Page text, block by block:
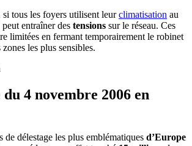
si tous les foyers utilisent leurclimatisation au
entraîner des tensions sur le réseau. Ces
limitées en fermant temporairement le robinet
les plus sensibles.
du 4 novembre 2006 en
de délestage les plus emblématiques d’Europe